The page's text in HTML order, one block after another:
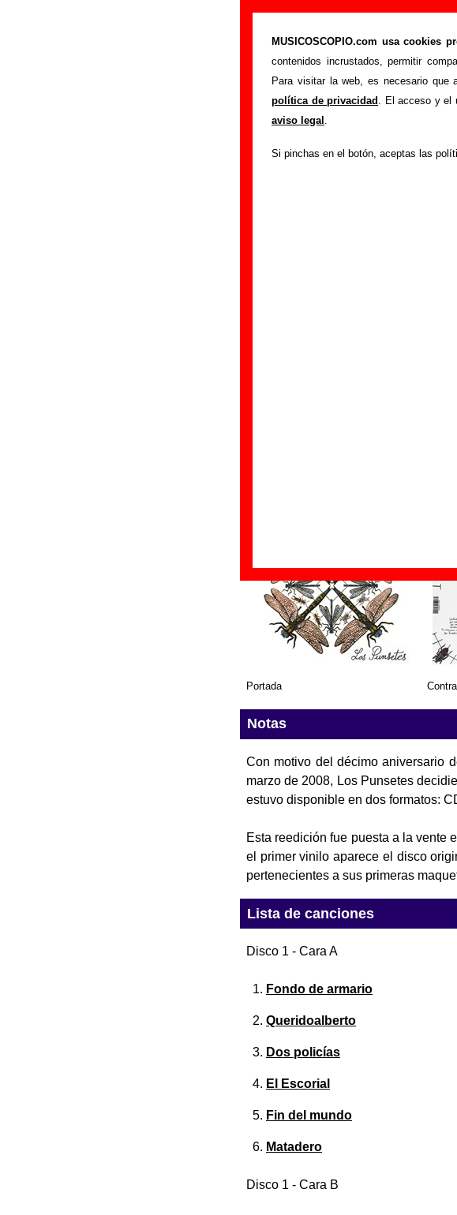
MUSICOSCOPIO.com usa cookies
contenidos incrustados, permitir
Para visitar la web, es necesario
política de privacidad . El acceso y el
aviso legal .
Si pinchas en el botón, aceptas las
“LP (Reedición)” (2 LPs de
Portada >Los Punsetes >Discografía
Esta página pretende recopilar
interpretado porLos Punsetes.
mostrarán en esta página otros
colaboradores y responsables de
Portada
Notas
Con motivo del décimo aniversario
marzo de 2008, Los Punsetes
estuvo disponible en dos formatos:
Esta reedición fue puesta a la
el primer vinilo aparece el disco
pertenecientes a sus primeras
Lista de canciones
Disco 1 - Cara A
Fondo de armario
Queridoalberto
Dos policías
El Escorial
Fin del mundo
Matadero
Disco 1 - Cara B